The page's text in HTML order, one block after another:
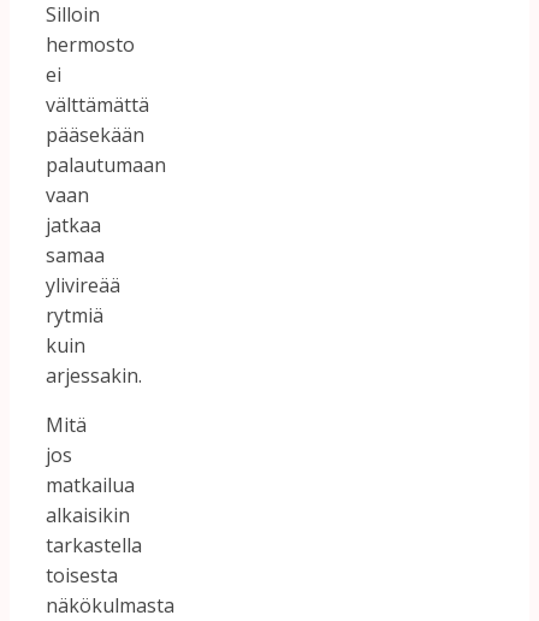
Silloin
hermosto
ei
välttämättä
pääsekään
palautumaan
vaan
jatkaa
samaa
ylivireää
rytmiä
kuin
arjessakin.
Mitä
jos
matkailua
alkaisikin
tarkastella
toisesta
näkökulmasta